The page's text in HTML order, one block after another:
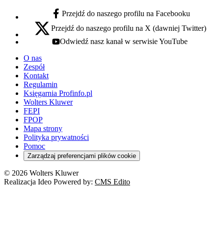
facebook - otwiera się w nowej karcie
Przejdź do naszego profilu na Facebooku
x - otwiera się w nowej karcie
Przejdź do naszego profilu na X (dawniej Twitter)
youtube - otwiera się w nowej karcie
Odwiedź nasz kanał w serwisie YouTube
O nas
Zespół
Kontakt
Regulamin
Księgarnia Profinfo.pl
Wolters Kluwer
FEPI
FPOP
Mapa strony
Polityka prywatności
Pomoc
Zarządzaj preferencjami plików cookie
© 2026 Wolters Kluwer
Realizacja Ideo Powered by: CMS Edito